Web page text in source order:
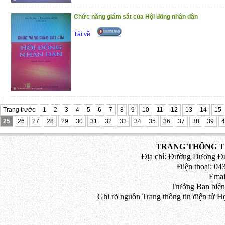
Chức năng giám sát của Hội đồng nhân dân
Tải về:
Trang trước 1 2 3 4 5 6 7 8 9 10 11 12 13 14
15
25
26 27 28 29 30 31 32 33 34 35 36 37 38 39
TRANG THÔNG
Địa chỉ: Đường Dương
Điện thoại:
Trưởng Ban
Ghi rõ nguồn Trang thông tin điện tử